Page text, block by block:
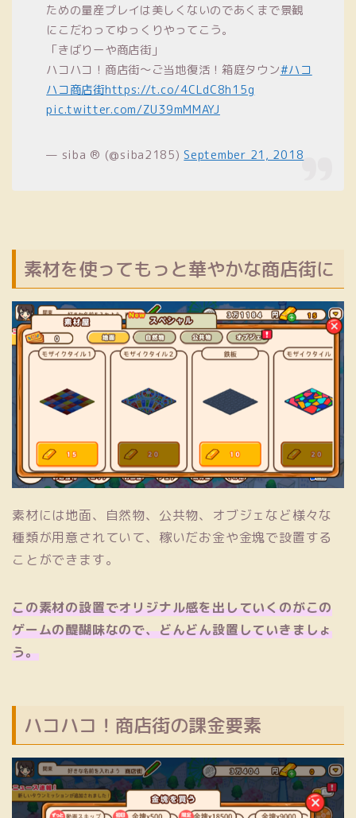
ための量産プレイは美しくないのであくまで景観
にこだわってゆっくりやってこう。
「きばりーや商店街」
ハコハコ！商店街～ご当地復活！箱庭タウン#ハコ
ハコ商店街https://t.co/4CLdC8h15g
pic.twitter.com/ZU39mMMAYJ
— siba ® (@siba2185)September 21, 2018
素材を使ってもっと華やかな商店街に
素材には地面、自然物、公共物、オブジェなど様々な
種類が用意されていて、稼いだお金や金塊で設置する
ことができます。
この素材の設置でオリジナル感を出していくのがこの
ゲームの醍醐味なので、どんどん設置していきましょ
う。
ハコハコ！商店街の課金要素